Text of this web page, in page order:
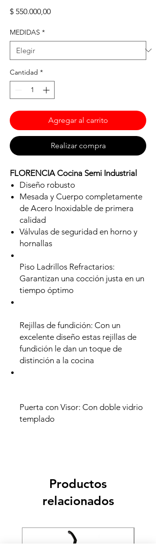
$ 550.000,00Precio
MEDIDAS *
Cantidad *
Agregar al carrito
Realizar compra
FLORENCIA Cocina Semi Industrial
Diseño robusto
Mesada y Cuerpo completamente
de Acero Inoxidable de primera
calidad
Válvulas de seguridad en horno y
hornallas
Piso Ladrillos Refractarios:
Garantizan una cocción justa en un
tiempo óptimo
Rejillas de fundición: Con un
excelente diseño estas rejillas de
fundición le dan un toque de
distinción a la cocina
Puerta con Visor: Con doble vidrio
templado
Productos
relacionados